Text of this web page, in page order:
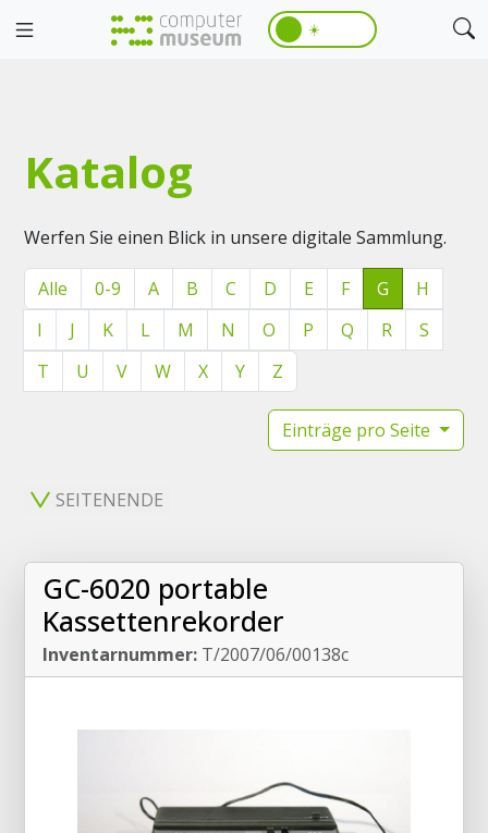
☀️
Katalog
Werfen Sie einen Blick in unsere digitale Sammlung.
Alle 0-9 A B C D E F G
H
I
J K L M N O P Q R
S
T
U V W X Y Z
Einträge pro Seite
SEITENENDE
GC-6020 portable
Kassettenrekorder
Inventarnummer: T/2007/06/00138c